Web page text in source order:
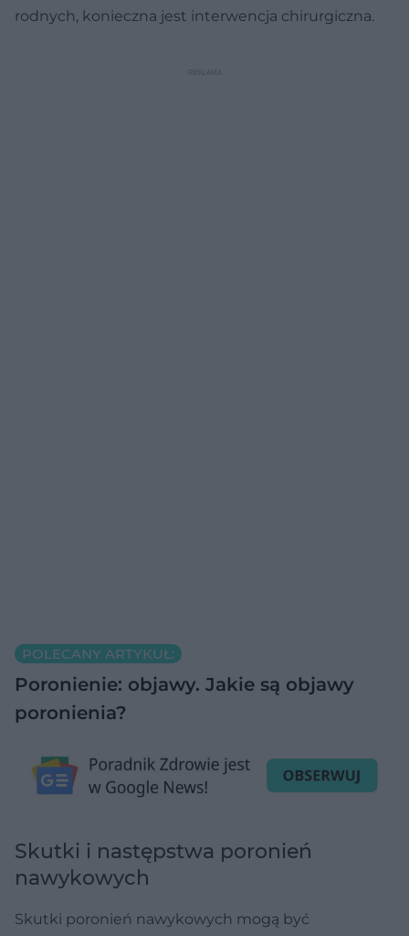
rodnych, konieczna jest interwencja chirurgiczna.
POLECANY ARTYKUŁ:
Poronienie: objawy. Jakie są objawy
poronienia?
Skutki i następstwa poronień
nawykowych
Skutki poronień nawykowych mogą być